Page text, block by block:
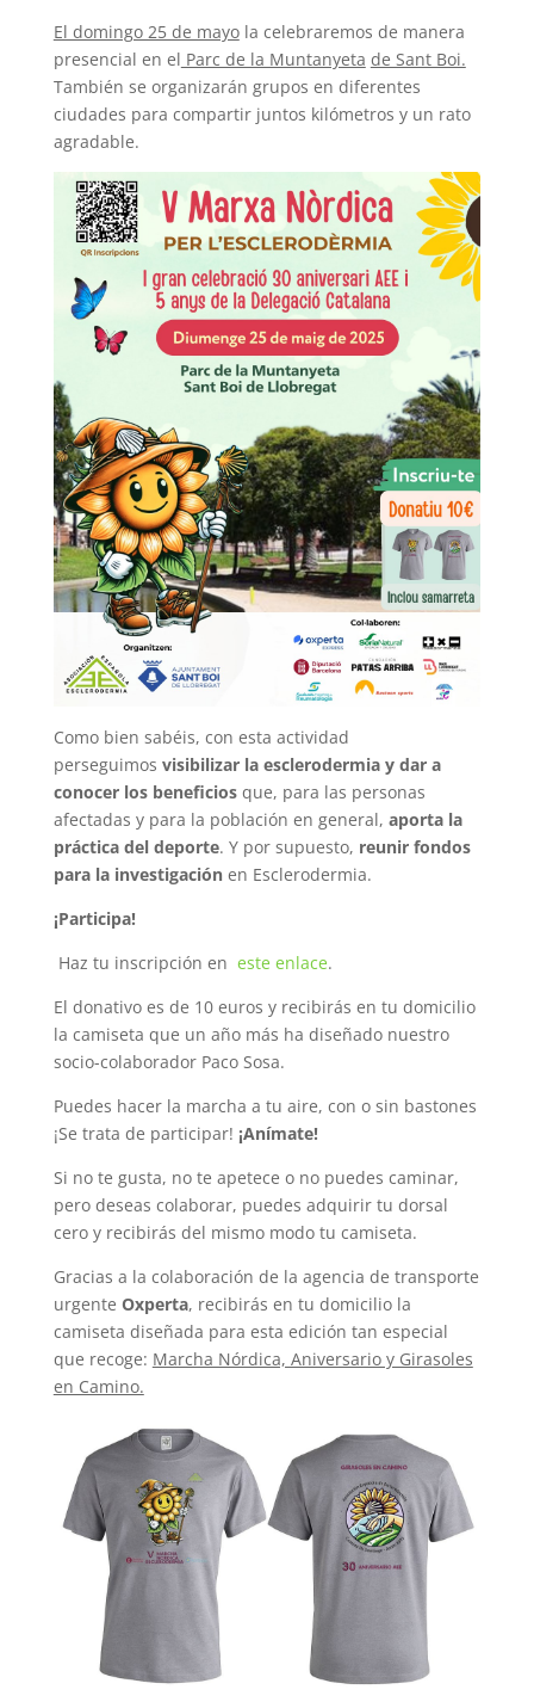
El domingo 25 de mayola celebraremos de manera
presencial en el Parc de la Muntanyeta de Sant Boi.
También se organizarán grupos en diferentes
ciudades para compartir juntos kilómetros y un rato
agradable.
Como bien sabéis, con esta actividad
perseguimos visibilizar la esclerodermia y dar a
conocer los beneficios que, para las personas
afectadas y para la población en general, aporta la
práctica del deporte. Y por supuesto, reunir fondos
para la investigaciónen Esclerodermia.
¡Participa!
Haz tu inscripción en este enlace.
El donativo es de 10 euros y recibirás en tu domicilio
la camiseta que un año más ha diseñado nuestro
socio-colaborador Paco Sosa.
Puedes hacer la marcha a tu aire, con o sin bastones
¡Se trata de participar! ¡Anímate!
Si no te gusta, no te apetece o no puedes caminar,
pero deseas colaborar, puedes adquirir tu dorsal
cero y recibirás del mismo modo tu camiseta.
Gracias a la colaboración de la agencia de transporte
urgente Oxperta, recibirás en tu domicilio la
camiseta diseñada para esta edición tan especial
que recoge: Marcha Nórdica, Aniversario y Girasoles
en Camino.